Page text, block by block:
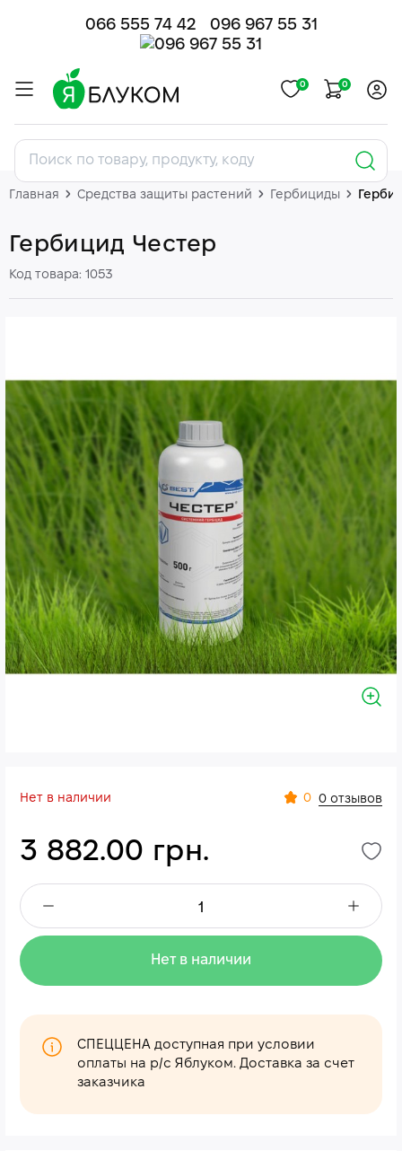
066 555 74 42 096 967 55 31
0 0
Главная Средства защиты растений Гербициды
Гербицид Честер
Код товара: 1053
Нет в наличии 0 0 отзывов
3 882.00 грн.
Нет в наличии
СПЕЦЦЕНА доступная при условии
оплаты на р/с Яблуком. Доставка за счет
заказчика